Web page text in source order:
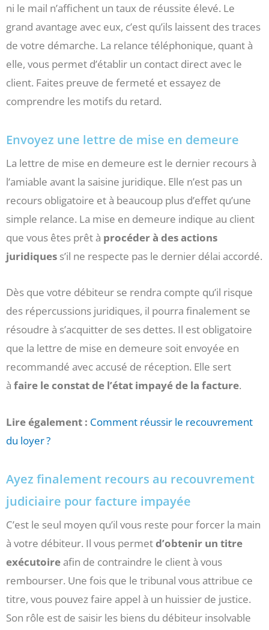
ni le mail n’affichent un taux de réussite élevé. Le
grand avantage avec eux, c’est qu’ils laissent des traces
de votre démarche. La relance téléphonique, quant à
elle, vous permet d’établir un contact direct avec le
client. Faites preuve de fermeté et essayez de
comprendre les motifs du retard.
Envoyez une lettre de mise en demeure
La lettre de mise en demeure est le dernier recours à
l’amiable avant la saisine juridique. Elle n’est pas un
recours obligatoire et à beaucoup plus d’effet qu’une
simple relance. La mise en demeure indique au client
que vous êtes prêt à procéder à des actions
juridiques s’il ne respecte pas le dernier délai accordé.
Dès que votre débiteur se rendra compte qu’il risque
des répercussions juridiques, il pourra finalement se
résoudre à s’acquitter de ses dettes. Il est obligatoire
que la lettre de mise en demeure soit envoyée en
recommandé avec accusé de réception. Elle sert
à faire le constat de l’état impayé de la facture.
Lire également : Comment réussir le recouvrement
du loyer ?
Ayez finalement recours au recouvrement
judiciaire pour facture impayée
C’est le seul moyen qu’il vous reste pour forcer la main
à votre débiteur. Il vous permetd’obtenir un titre
exécutoireafin de contraindre le client à vous
rembourser. Une fois que le tribunal vous attribue ce
titre, vous pouvez faire appel à un huissier de justice.
Son rôle est de saisir les biens du débiteur insolvable